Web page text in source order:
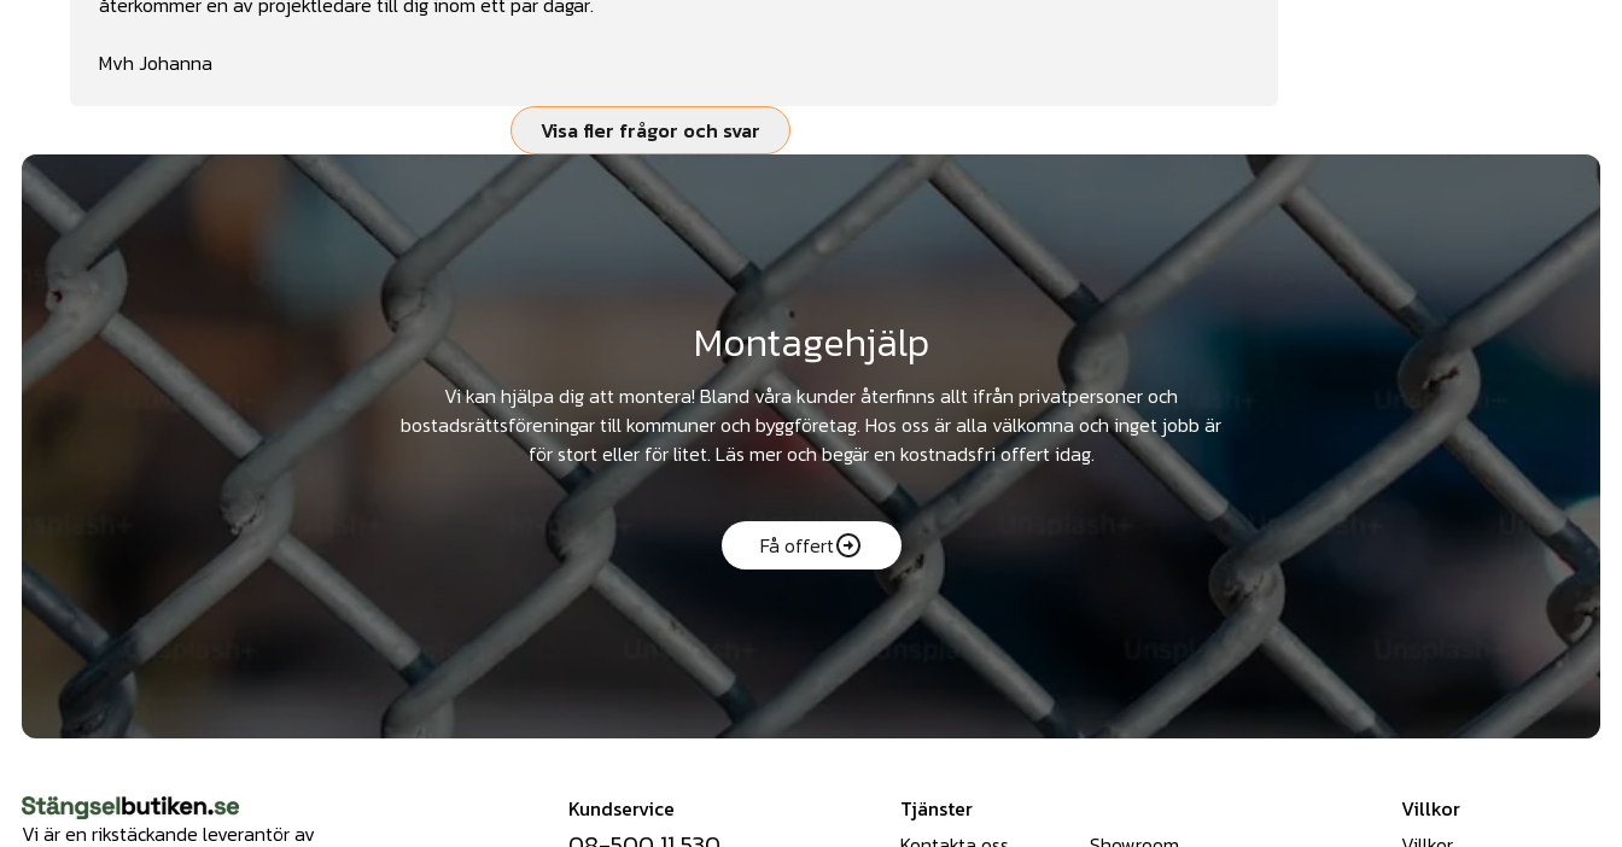
Mvh Johanna
Visa fler frågor och svar
Montagehjälp
Vi kan hjälpa dig att montera! Bland våra kunder återfinns allt ifrån privatpersoner och
bostadsrättsföreningar till kommuner och byggföretag. Hos oss är alla välkomna och inget jobb är
för stort eller för litet. Läs mer och begär en kostnadsfri offert idag.
Få offert
Vi är en rikstäckande leverantör av
Kundservice
Tjänster
Villkor